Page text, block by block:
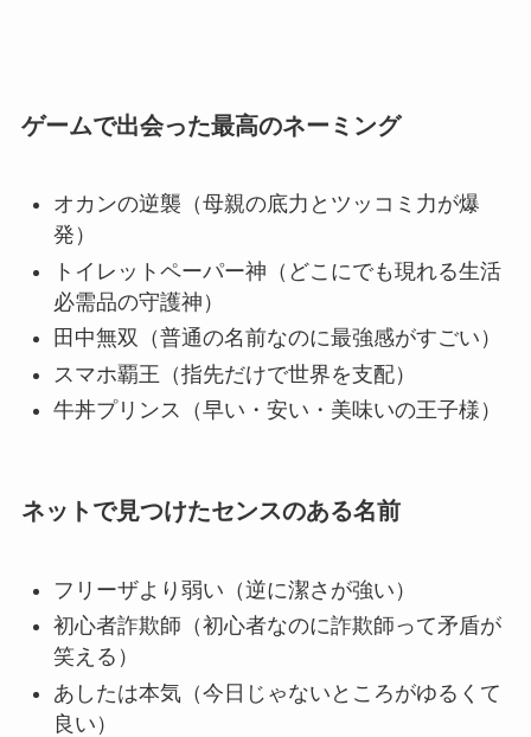
ゲームで出会った最高のネーミング
オカンの逆襲（母親の底力とツッコミ力が爆
発）
トイレットペーパー神（どこにでも現れる生活
必需品の守護神）
田中無双（普通の名前なのに最強感がすごい）
スマホ覇王（指先だけで世界を支配）
牛丼プリンス（早い・安い・美味いの王子様）
ネットで見つけたセンスのある名前
フリーザより弱い（逆に潔さが強い）
初心者詐欺師（初心者なのに詐欺師って矛盾が
笑える）
あしたは本気（今日じゃないところがゆるくて
良い）